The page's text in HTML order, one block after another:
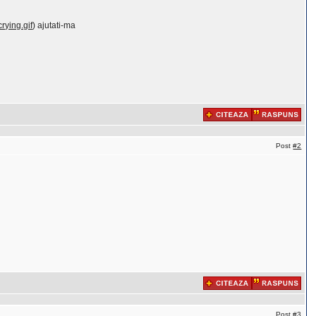
) ajutati-ma
Post#2
Post#3